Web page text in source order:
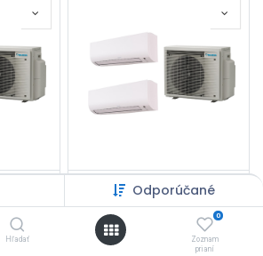
Odporúčané
Hľadať
0
Zoznam
prianí
2 587,92€